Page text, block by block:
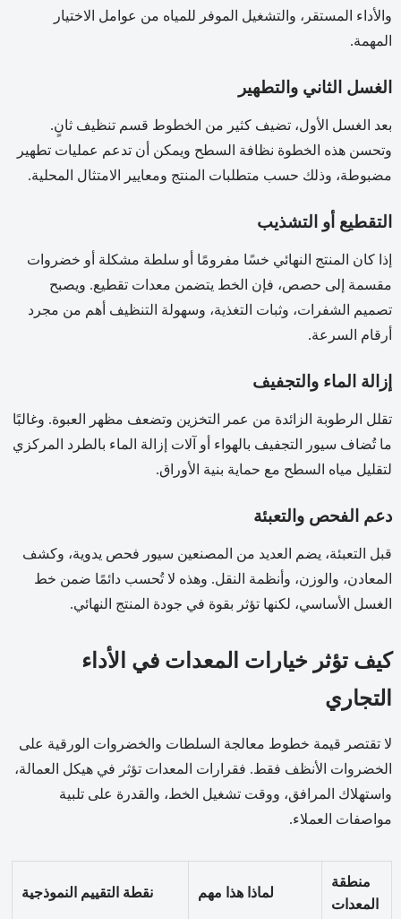
والأداء المستقر، والتشغيل الموفر للمياه من عوامل الاختيار
المهمة.
الغسل الثاني والتطهير
بعد الغسل الأول، تضيف كثير من الخطوط قسم تنظيف ثانٍ.
وتحسن هذه الخطوة نظافة السطح ويمكن أن تدعم عمليات تطهير
مضبوطة، وذلك حسب متطلبات المنتج ومعايير الامتثال المحلية.
التقطيع أو التشذيب
إذا كان المنتج النهائي خسًا مفرومًا أو سلطة مشكلة أو خضروات
مقسمة إلى حصص، فإن الخط يتضمن معدات تقطيع. ويصبح
تصميم الشفرات، وثبات التغذية، وسهولة التنظيف أهم من مجرد
أرقام السرعة.
إزالة الماء والتجفيف
تقلل الرطوبة الزائدة من عمر التخزين وتضعف مظهر العبوة. وغالبًا
ما تُضاف سيور التجفيف بالهواء أو آلات إزالة الماء بالطرد المركزي
لتقليل مياه السطح مع حماية بنية الأوراق.
دعم الفحص والتعبئة
قبل التعبئة، يضم العديد من المصنعين سيور فحص يدوية، وكشف
المعادن، والوزن، وأنظمة النقل. وهذه لا تُحسب دائمًا ضمن خط
الغسل الأساسي، لكنها تؤثر بقوة في جودة المنتج النهائي.
كيف تؤثر خيارات المعدات في الأداء
التجاري
لا تقتصر قيمة خطوط معالجة السلطات والخضروات الورقية على
الخضروات الأنظف فقط. فقرارات المعدات تؤثر في هيكل العمالة،
واستهلاك المرافق، ووقت تشغيل الخط، والقدرة على تلبية
مواصفات العملاء.
منطقة
المعدات
لماذا هذا مهم نقطة التقييم النموذجية